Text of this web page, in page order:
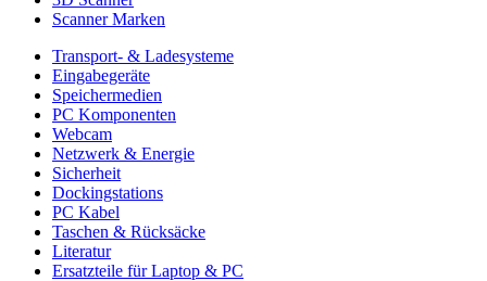
Scanner Marken
Transport- & Ladesysteme
Eingabegeräte
Speichermedien
PC Komponenten
Webcam
Netzwerk & Energie
Sicherheit
Dockingstations
PC Kabel
Taschen & Rücksäcke
Literatur
Ersatzteile für Laptop & PC